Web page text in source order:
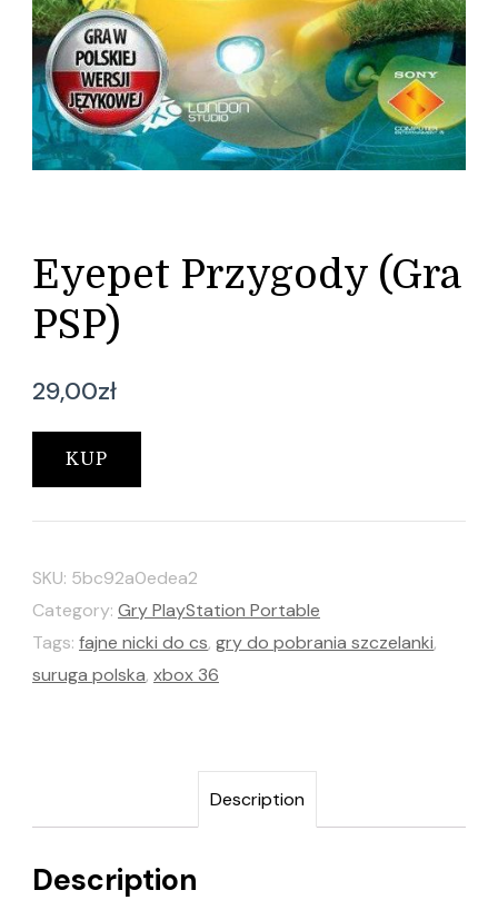
Eyepet Przygody (Gra
PSP)
29,00zł
KUP
SKU: 5bc92a0edea2
Category: Gry PlayStation Portable
Tags: fajne nicki do cs, gry do pobrania szczelanki,
suruga polska, xbox 36
Description
Description